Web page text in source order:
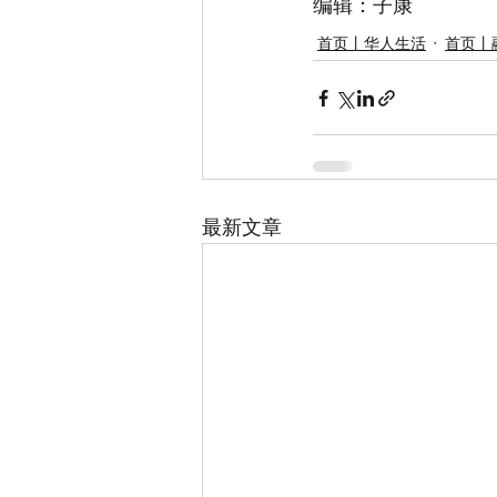
编辑：子康
首页丨华人生活 首页丨
最新文章